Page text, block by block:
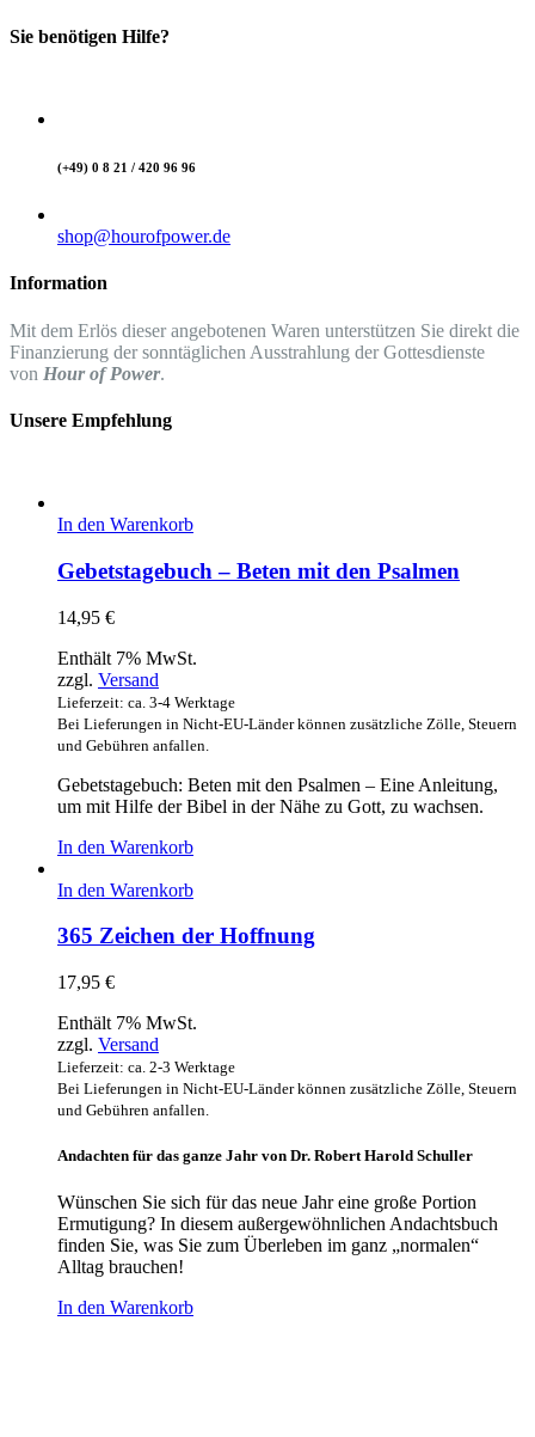
Sie benötigen Hilfe?
(+49) 0 8 21 / 420 96 96
shop@hourofpower.de
Information
Mit dem Erlös dieser angebotenen Waren unterstützen Sie direkt die
Finanzierung der sonntäglichen Ausstrahlung der Gottesdienste
von Hour of Power.
Unsere Empfehlung
In den Warenkorb
Gebetstagebuch – Beten mit den Psalmen
14,95 €
Enthält 7% MwSt.
zzgl. Versand
Lieferzeit: ca. 3-4 Werktage
Bei Lieferungen in Nicht-EU-Länder können zusätzliche Zölle, Steuern
und Gebühren anfallen.
Gebetstagebuch: Beten mit den Psalmen – Eine Anleitung,
um mit Hilfe der Bibel in der Nähe zu Gott, zu wachsen.
In den Warenkorb
In den Warenkorb
365 Zeichen der Hoffnung
17,95 €
Enthält 7% MwSt.
zzgl. Versand
Lieferzeit: ca. 2-3 Werktage
Bei Lieferungen in Nicht-EU-Länder können zusätzliche Zölle, Steuern
und Gebühren anfallen.
Andachten für das ganze Jahr von Dr. Robert Harold Schuller
Wünschen Sie sich für das neue Jahr eine große Portion
Ermutigung? In diesem außergewöhnlichen Andachtsbuch
finden Sie, was Sie zum Überleben im ganz „normalen“
Alltag brauchen!
In den Warenkorb